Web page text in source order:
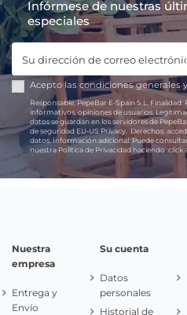
Infórmese de nuestras
especiales
Acepto las condiciones generales
Responsable:PepeBar E-Spain S.L. Finalidad:
informativos, opiniones de usuarios.
datos se guardan en los servidores de
de seguridad EU-US Privacy.
Derechos:
datos.Información adicional:Puede
nuestra Política de Privacidad haciendoclick
Nuestra
empresa
Entrega y
Envío
Su cuenta
Datos
personales
Historial de